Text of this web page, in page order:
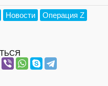
Новости
Операция Z